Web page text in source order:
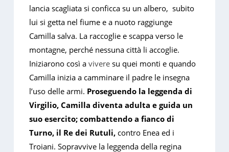
lancia scagliata si conficca su un albero, subito
lui si getta nel fiume e a nuoto raggiunge
Camilla salva. La raccoglie e scappa verso le
montagne, perché nessuna città li accoglie.
Iniziarono così avivere su quei monti e quando
Camilla inizia a camminare il padre le insegna
l’uso delle armi. Proseguendo la leggenda di
Virgilio, Camilla diventa adulta e guida un
suo esercito; combattendo a fianco di
Turno, il Re dei Rutuli, contro Enea ed i
Troiani. Sopravvive la leggenda della regina